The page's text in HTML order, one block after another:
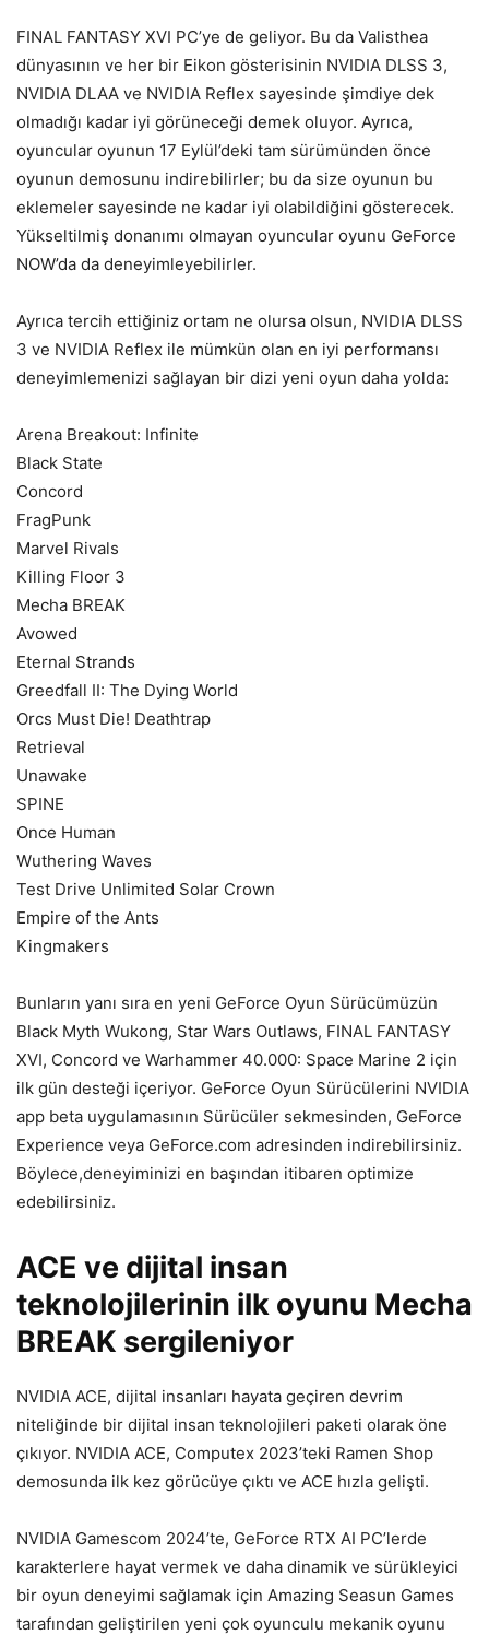
FINAL FANTASY XVI PC’ye de geliyor. Bu da Valisthea
dünyasının ve her bir Eikon gösterisinin NVIDIA DLSS 3,
NVIDIA DLAA ve NVIDIA Reflex sayesinde şimdiye dek
olmadığı kadar iyi görüneceği demek oluyor. Ayrıca,
oyuncular oyunun 17 Eylül’deki tam sürümünden önce
oyunun demosunu indirebilirler; bu da size oyunun bu
eklemeler sayesinde ne kadar iyi olabildiğini gösterecek.
Yükseltilmiş donanımı olmayan oyuncular oyunu GeForce
NOW’da da deneyimleyebilirler.
Ayrıca tercih ettiğiniz ortam ne olursa olsun, NVIDIA DLSS
3 ve NVIDIA Reflex ile mümkün olan en iyi performansı
deneyimlemenizi sağlayan bir dizi yeni oyun daha yolda:
Arena Breakout: Infinite
Black State
Concord
FragPunk
Marvel Rivals
Killing Floor 3
Mecha BREAK
Avowed
Eternal Strands
Greedfall II: The Dying World
Orcs Must Die! Deathtrap
Retrieval
Unawake
SPINE
Once Human
Wuthering Waves
Test Drive Unlimited Solar Crown
Empire of the Ants
Kingmakers
Bunların yanı sıra en yeni GeForce Oyun Sürücümüzün
Black Myth Wukong, Star Wars Outlaws, FINAL FANTASY
XVI, Concord ve Warhammer 40.000: Space Marine 2 için
ilk gün desteği içeriyor. GeForce Oyun Sürücülerini NVIDIA
app beta uygulamasının Sürücüler sekmesinden, GeForce
Experience veya GeForce.com adresinden indirebilirsiniz.
Böylece,deneyiminizi en başından itibaren optimize
edebilirsiniz.
ACE ve dijital insan
teknolojilerinin ilk oyunu Mecha
BREAK sergileniyor
NVIDIA ACE, dijital insanları hayata geçiren devrim
niteliğinde bir dijital insan teknolojileri paketi olarak öne
çıkıyor. NVIDIA ACE, Computex 2023’teki Ramen Shop
demosunda ilk kez görücüye çıktı ve ACE hızla gelişti.
NVIDIA Gamescom 2024’te, GeForce RTX AI PC’lerde
karakterlere hayat vermek ve daha dinamik ve sürükleyici
bir oyun deneyimi sağlamak için Amazing Seasun Games
tarafından geliştirilen yeni çok oyunculu mekanik oyunu